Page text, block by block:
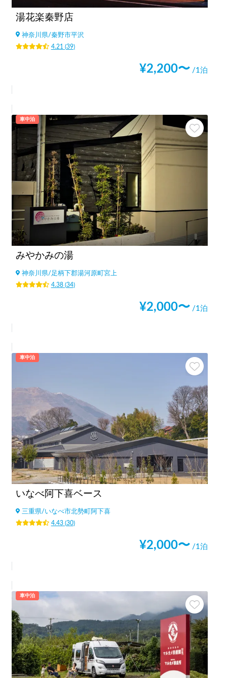
湯花楽秦野店
神奈川県/秦野市平沢
4.21 (39)
¥2,200〜 /1泊
車中泊
みやかみの湯
神奈川県/ 足柄下郡湯河原町宮上
4.38(34)
¥2,000〜 /1泊
車中泊
いなべ阿下喜ベース
三重県/いなべ市北勢町阿下喜
4.43(30)
¥2,000〜 /1泊
車中泊